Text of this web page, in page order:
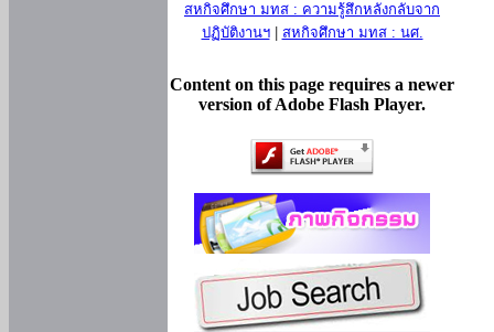
สหกิจศึกษา มทส : ความรู้สึกหลังกลับจาก
ปฏิบัติงานฯ| สหกิจศึกษา มทส : นศ.
Content on this page requires a newer
version of Adobe Flash Player.